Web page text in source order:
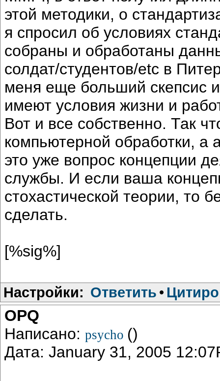
этой методики, о
я спросил об условиях
собраны и обработаны
солдат/студентов/etc в
меня еще больший скепсис
имеют условия жизни и
Вот и все собственно. Так
компьютерной обработки, а
это уже вопрос концепции
службы. И если ваша
стохастической теории, то
сделать.
[%sig%]
Настройки: Ответить •
OPQ
Написано: psycho ()
Дата: January 31, 2005